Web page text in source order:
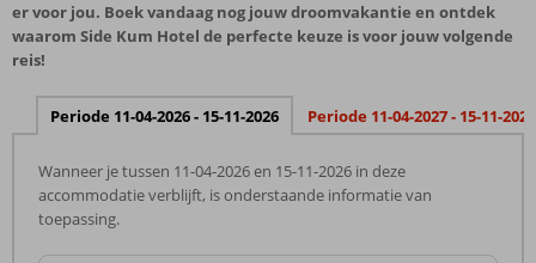
er voor jou. Boek vandaag nog jouw droomvakantie en ontdek
waarom Side Kum Hotel de perfecte keuze is voor jouw volgende
reis!
Periode 11-04-2026 - 15-11-2026 Periode 11-04-2027 - 15-11-2027
Wanneer je tussen 11-04-2026 en 15-11-2026 in deze
accommodatie verblijft, is onderstaande informatie van
toepassing.